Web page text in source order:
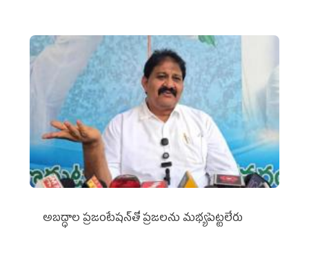
అబద్ధాల ప్రజంటేషన్‌తో ప్రజలను మభ్యపెట్టలేరు